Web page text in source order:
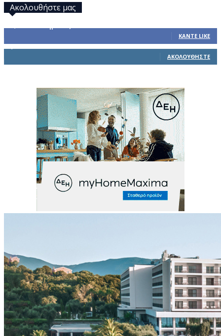
Ακολουθήστε μας
ΚΆΝΤΕ LIKE
ΑΚΟΛΟΥΘΉΣΤΕ